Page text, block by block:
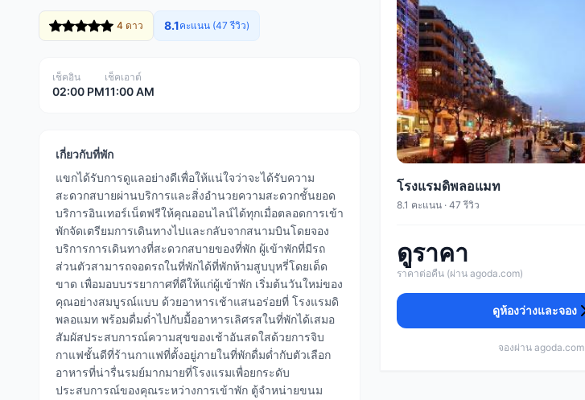
4 ดาว 8.1คะแนน (47 รีวิว)
เช็คอิน
02:00 PM
เช็คเอาต์
11:00 AM
เกี่ยวกับที่พัก
แขกได้รับการดูแลอย่างดีเพื่อให้แน่ใจว่าจะได้รับความ
สะดวกสบายผ่านบริการและสิ่งอำนวยความสะดวกชั้นยอด
บริการอินเทอร์เน็ตฟรีให้คุณออนไลน์ได้ทุกเมื่อตลอดการเข้า
พักจัดเตรียมการเดินทางไปและกลับจากสนามบินโดยจอง
บริการการเดินทางที่สะดวกสบายของที่พัก ผู้เข้าพักที่มีรถ
ส่วนตัวสามารถจอดรถในที่พักได้ที่พักห้ามสูบบุหรี่โดยเด็ด
ขาด เพื่อมอบบรรยากาศที่ดีให้แก่ผู้เข้าพัก เริ่มต้นวันใหม่ของ
คุณอย่างสมบูรณ์แบบ ด้วยอาหารเช้าแสนอร่อยที่ โรงแรมดิ
พลอแมท พร้อมดื่มด่ำไปกับมื้ออาหารเลิศรสในที่พักได้เสมอ
สัมผัสประสบการณ์ความสุขของเช้าอันสดใสด้วยการจิบ
กาแฟชั้นดีที่ร้านกาแฟที่ตั้งอยู่ภายในที่พักดื่มด่ำกับตัวเลือก
อาหารที่น่ารื่นรมย์มากมายที่โรงแรมเพื่อยกระดับ
ประสบการณ์ของคุณระหว่างการเข้าพัก ตู้จำหน่ายขนม
โรงแรมดิพลอแมท
8.1 คะแนน · 47 รีวิว
ดูราคา
ราคาต่อคืน (ผ่าน agoda.com)
ดูห้องว่างและจอง
จองผ่าน agoda.com